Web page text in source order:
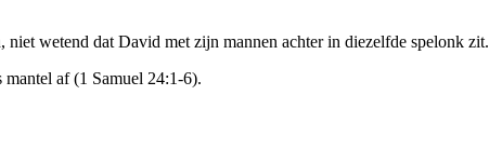
wetend dat David met zijn mannen achter in diezelfde spelonk zit.
af (1 Samuel 24:1-6).